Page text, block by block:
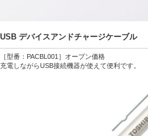
USB デバイスアンドチャージケーブル
［型番：PACBL001］オープン価格
充電しながらUSB接続機器が使えて便利です。